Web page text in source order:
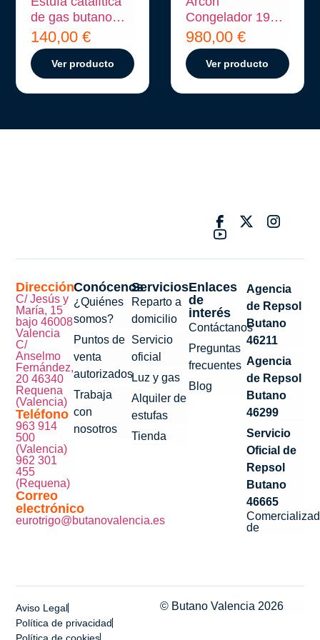
de gas butano
Orbegozo H 55
140,00€
Ver producto
Congelador 191
Litros
980,00 €
Ver producto
Dirección
C/ Jesús y
María, 15
bajo 46008
Valencia
C/
Anselmo
Fernández,
20 46340
Requena
(Valencia)
Teléfono
963 914
500
(Valencia)
962 301
455
(Requena)
Correo
electrónico
eurotrigo@butanovalencia.es
Conócenos
¿Quiénes
somos?
Puntos de
venta
autorizados
Trabaja
con
nosotros
Servicios
Reparto a
domicilio
Servicio
oficial
Luz y gas
Alquiler de
estufas
Tienda
Enlaces
de
interés
Contáctanos
Preguntas
frecuentes
Blog
Agencia
de Repsol
Butano
46211
Agencia
de Repsol
Butano
46299
Servicio
Oficial de
Repsol
Butano
46665
de
Aviso Legal
Política de privacidad
Política de cookies
© Butano Valencia 2026